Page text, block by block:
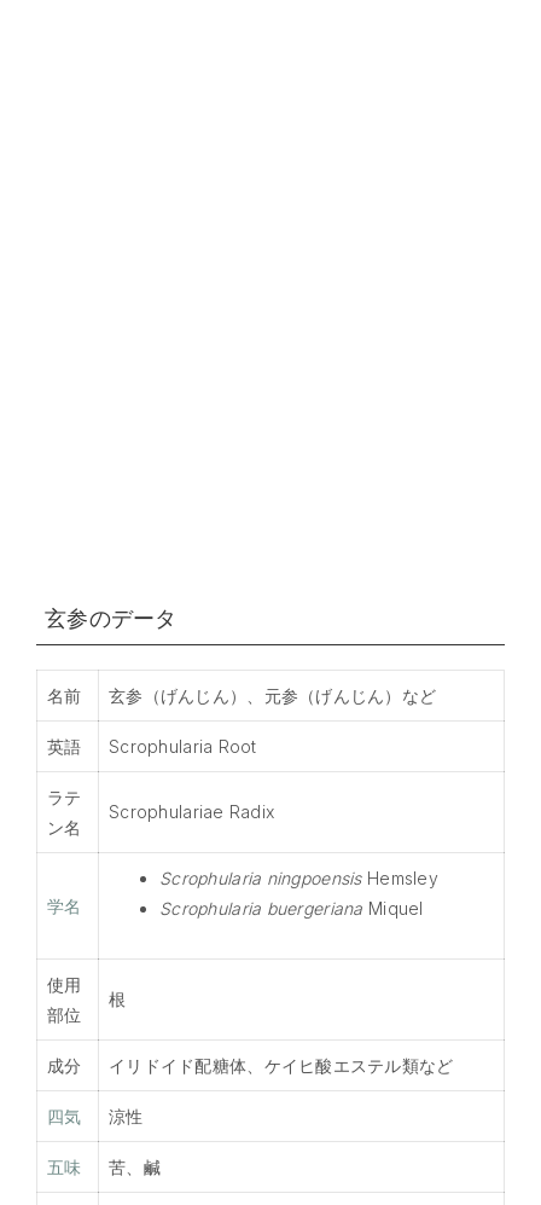
玄参のデータ
名前 玄参（げんじん）、元参（げんじん）など
英語 Scrophularia Root
ラテ
ン名
Scrophulariae Radix
学名
Scrophularia ningpoensisHemsley
Scrophularia buergeriana Miquel
使用
部位
根
成分 イリドイド配糖体、ケイヒ酸エステル類など
四気 涼性
五味 苦、鹹